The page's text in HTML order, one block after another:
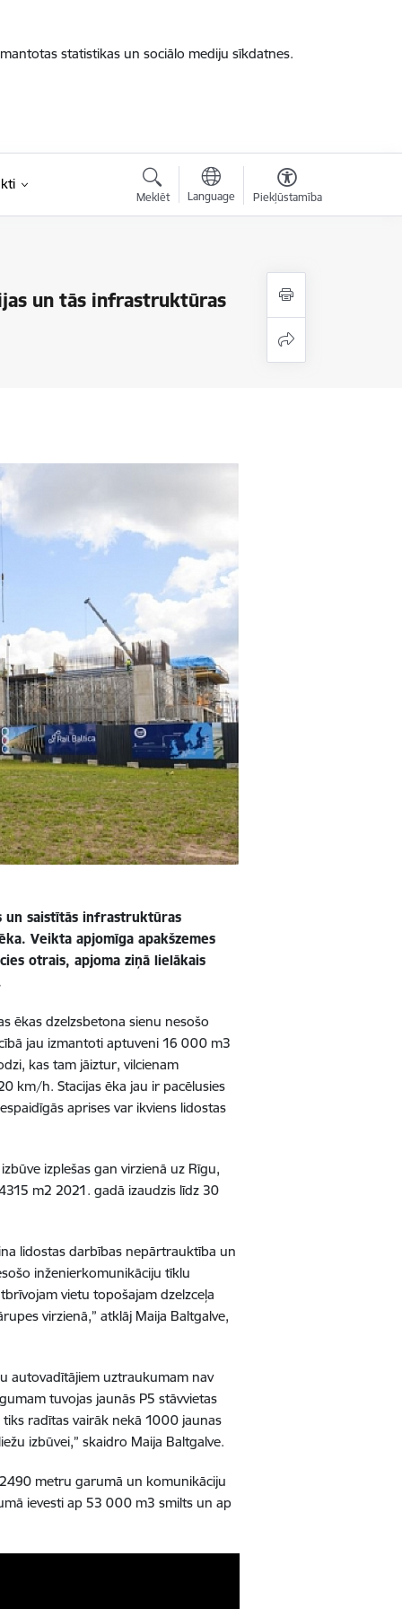
statistikas un sociālo mediju sīkdatnes.
Meklēt Language Piekļūstamība
un tās infrastruktūras
un saistītās infrastruktūras
Veikta apjomīga apakšzemes
otrais, apjoma ziņā lielākais
ēkas dzelzsbetona sienu nesošo
jau izmantoti aptuveni 16 000 m3
kas tam jāiztur, vilcienam
km/h. Stacijas ēka jau ir pacēlusies
aprises var ikviens lidostas
izplešas gan virzienā uz Rīgu,
m2 2021. gadā izaudzis līdz 30
lidostas darbības nepārtrauktība un
inženierkomunikāciju tīklu
vietu topošajam dzelzceļa
virzienā,” atklāj Maija Baltgalve,
autovadītājiem uztraukumam nav
tuvojas jaunās P5 stāvvietas
radītas vairāk nekā 1000 jaunas
izbūvei,” skaidro Maija Baltgalve.
metru garumā un komunikāciju
ievesti ap 53 000 m3 smilts un ap